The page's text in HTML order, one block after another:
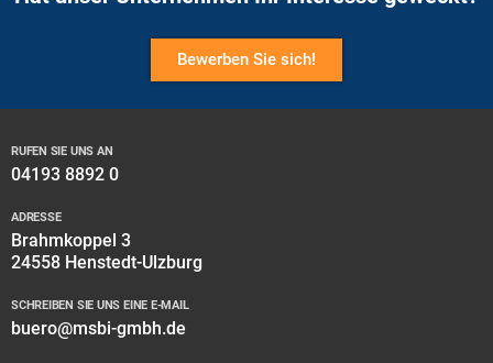
Bewerben Sie sich!
RUFEN SIE UNS AN
04193 8892 0
ADRESSE
Brahmkoppel 3
24558 Henstedt-Ulzburg
SCHREIBEN SIE UNS EINE E-MAIL
buero@msbi-gmbh.de